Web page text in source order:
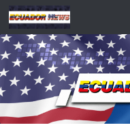
Saltar al contenido